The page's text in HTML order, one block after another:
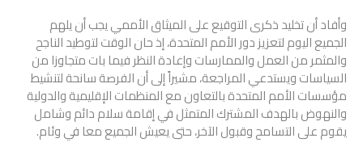
وأفاد أن تخليد ذكرى التوقيع على الميثاق الأممي يجب أن يلهم
الجميع اليوم لتعزيز دور الأمم المتحدة، إذ حان الوقت لتوطيد الناجح
والمثمر من العمل والممارسات وإعادة النظر فيما بات متجاوزا من
السياسات ويستدعي المراجعة، مشيراً إلى أن الفرصة سانحة لتنشيط
مؤسسات الأمم المتحدة بالتعاون مع المنظمات الإقليمية والدولية
والنهوض بالهدف المشترك المتمثل في إقامة سلام دائم وشامل
يقوم على التسامح وقبول الآخر، حتى يعيش الجميع معا في وئام.